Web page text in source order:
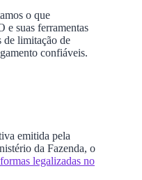
o que
e suas ferramentas
de limitação de
confiáveis.
emitida pela
da Fazenda, o
legalizadas no